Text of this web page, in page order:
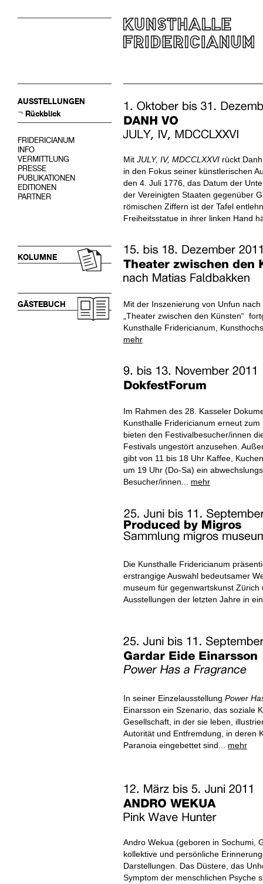
AUSSTELLUNGEN
Rückblick
FRIDERICIANUM
INFO
VERMITTLUNG
PRESSE
PUBLIKATIONEN
EDITIONEN
PARTNER
KOLUMNE
GÄSTEBUCH
Mit JULY, IV, MDCCLXXVI rückt
in den Fokus seiner künstlerischen
den 4. Juli 1776, das Datum der
der Vereinigten Staaten gegenüber
römischen Ziffern ist der Tafel
Freiheitsstatue in ihrer linken Hand
Mit der Inszenierung von Unfun
„Theater zwischen den Künsten“
Kunsthalle Fridericianum,
mehr
Im Rahmen des 28. Kasseler
Kunsthalle Fridericianum erneut
bieten den Festivalbesucher/innen
Festivals ungestört anzusehen.
gibt von 11 bis 18 Uhr Kaffee,
um 19 Uhr (Do-Sa) ein
Besucher/innen... mehr
Die Kunsthalle Fridericianum
erstrangige Auswahl bedeutsamer
museum für gegenwartskunst
Ausstellungen der letzten Jahre in
In seiner Einzelausstellung Power
Einarsson ein Szenario, das soziale
Gesellschaft, in der sie leben,
Autorität und Entfremdung, in deren
Paranoia eingebettet sind... mehr
Andro Wekua (geboren in Sochumi,
kollektive und persönliche
Darstellungen. Das Düstere, das
Symptom der menschlichen Psyche